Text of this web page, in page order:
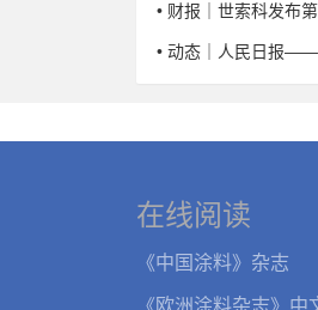
• 财报｜世索科发布
• 动态｜人民日报——
在线阅读
《中国涂料》杂志